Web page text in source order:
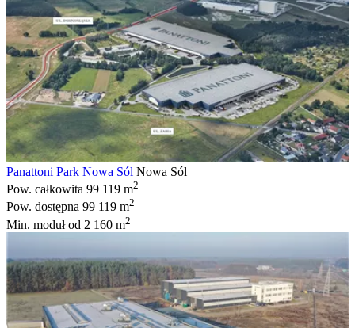
Panattoni Park Nowa Sól Nowa Sól
Pow. całkowita 99 119 m2
Pow. dostępna 99 119 m2
Min. modułod 2 160 m2